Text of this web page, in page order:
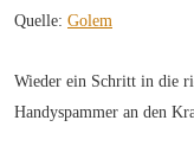
Quelle: Golem
Wieder ein Schritt in die
Handyspammer an den